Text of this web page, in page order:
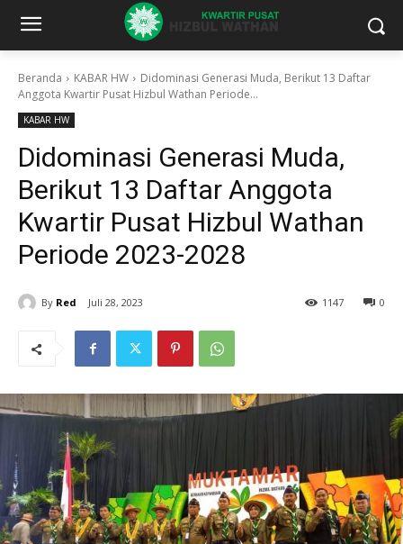
Beranda KABAR HW
Didominasi Generasi Muda, Berikut 13 Daftar
Anggota Kwartir Pusat Hizbul Wathan Periode...
KABAR HW
Didominasi Generasi Muda,
Berikut 13 Daftar Anggota
Kwartir Pusat Hizbul Wathan
Periode 2023-2028
By Red Juli 28, 2023 0
1147